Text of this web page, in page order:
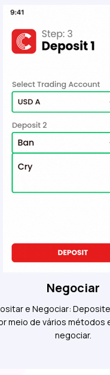
Negociar
e Negociar:
meio de vários métodos
negociar.